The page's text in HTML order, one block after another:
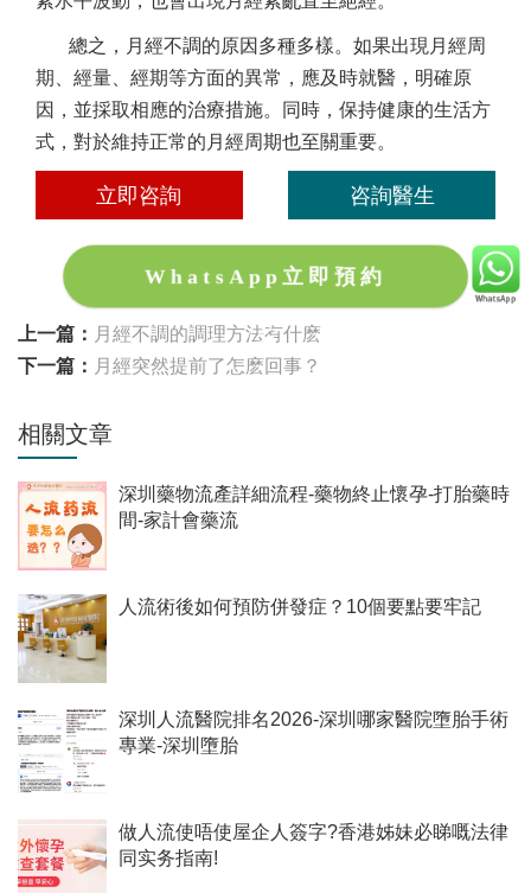
總之，月經不調的原因多種多樣。如果出現月經周
期、經量、經期等方面的異常，應及時就醫，明確原
因，並採取相應的治療措施。同時，保持健康的生活方
式，對於維持正常的月經周期也至關重要。
立即咨詢 咨詢醫生
WhatsApp立即預約
上一篇： 月經不調的調理方法有什麽
下一篇： 月經突然提前了怎麽回事？
相關文章
深圳藥物流產詳細流程-藥物終止懷孕-打胎藥時
間-家計會藥流
人流術後如何預防併發症？10個要點要牢記
深圳人流醫院排名2026-深圳哪家醫院墮胎手術
專業-深圳墮胎
做人流使唔使屋企人簽字?香港姊妹必睇嘅法律
同实务指南!